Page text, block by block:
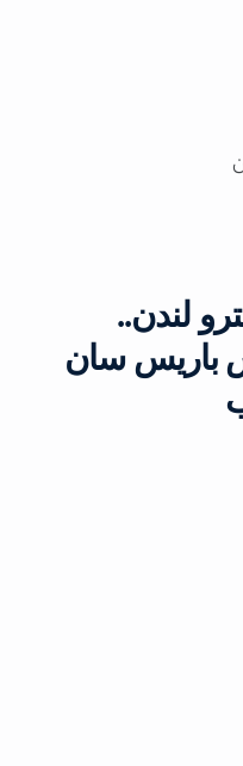
لندن..
باريس سان